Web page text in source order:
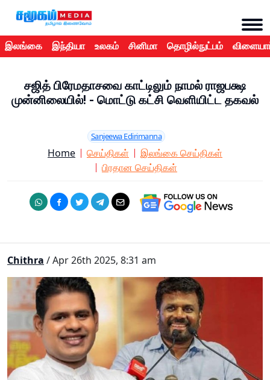
இலங்கை இந்தியா உலகம் சினிமா தொழில்நுட்பம்
சஜித் பிரேமதாசவை காட்டிலும் நாமல் ராஜபக்ஷ
முன்னிலையில்! - மொட்டு கட்சி வெளியிட்ட தகவல்
Sanjeewa Edirimanna
Home செய்திகள்
இலங்கை செய்திகள்
பிரதான செய்திகள்
Chithra / Apr 26th 2025, 8:31 am